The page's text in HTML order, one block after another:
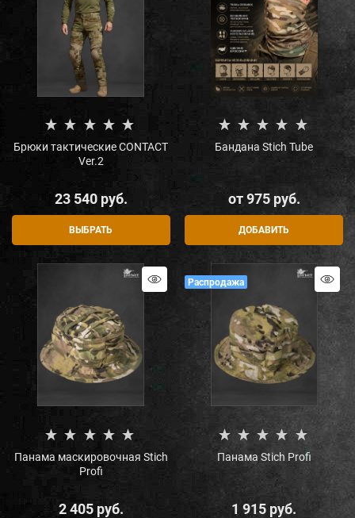
Брюки тактические CONTACT
Ver.2
23 540 руб.
ВЫБРАТЬ
Бандана Stich Tube
от975 руб.
ДОБАВИТЬ
Панама маскировочная Stich
Profi
2 405 руб.
Распродажа
Панама Stich Profi
1 915 руб.